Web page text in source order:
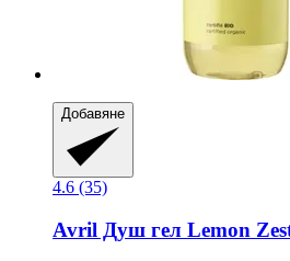
Добавяне
4.6 (35)
Avril Душ гел Lemon